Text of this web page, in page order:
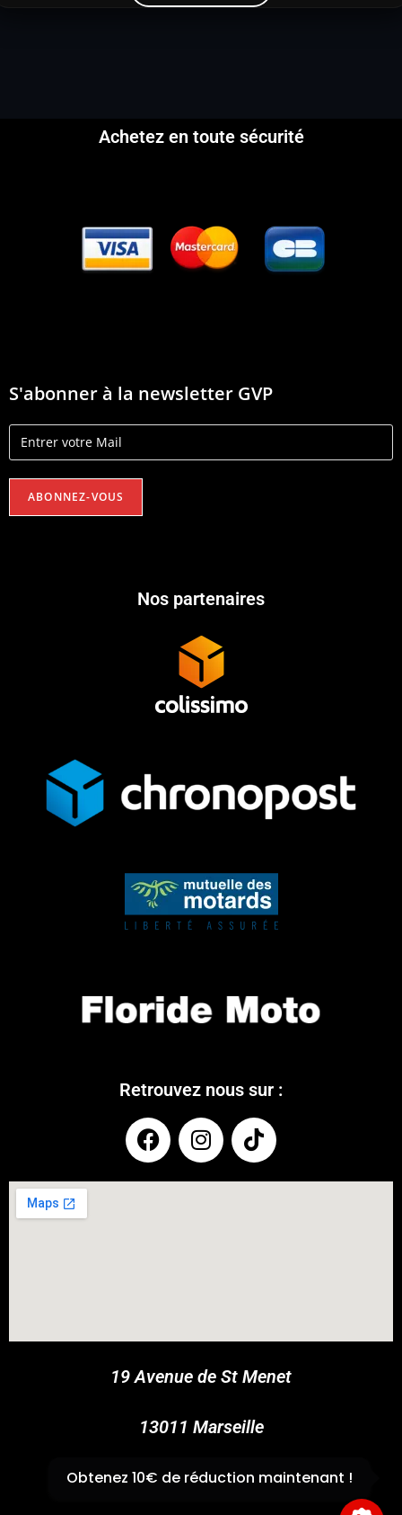
Achetez en toute sécurité
S'abonner à la newsletter GVP
Nos partenaires
Retrouvez nous sur :
19 Avenue de St Menet
13011 Marseille
✆04 91 44 45 46
Obtenez 10€ de réduction maintenant !